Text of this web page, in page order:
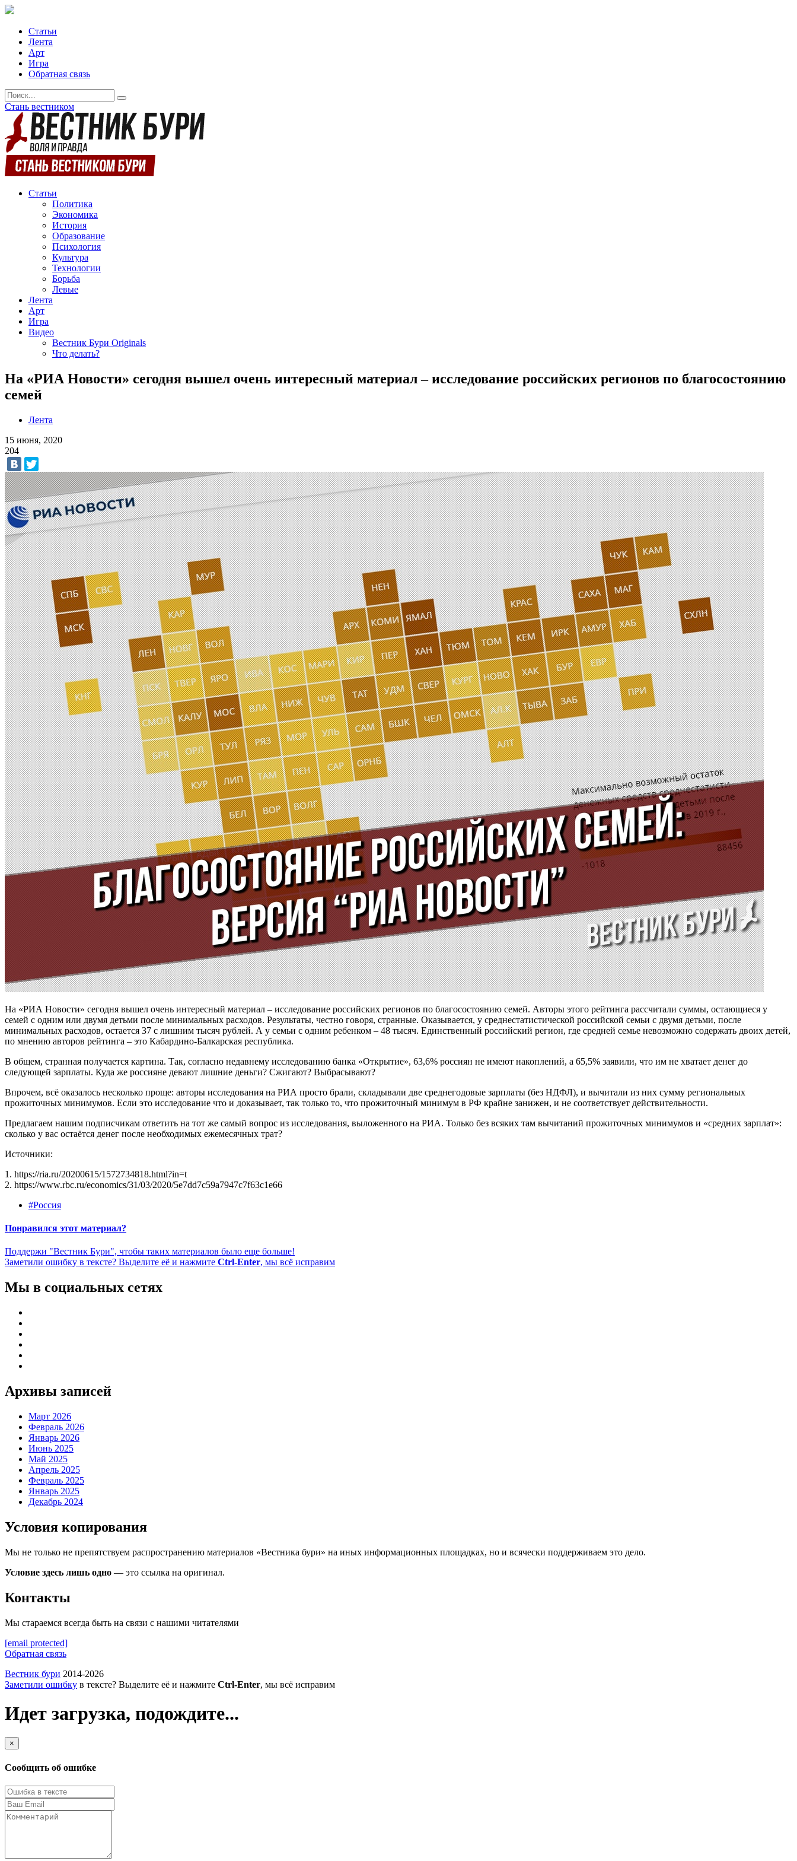
Статьи
Лента
Арт
Игра
Обратная связь
Стань вестником
Статьи
Политика
Экономика
История
Образование
Психология
Культура
Технологии
Борьба
Левые
Лента
Арт
Игра
Видео
Вестник Бури Originals
Что делать?
На «РИА Новости» сегодня вышел очень интересный материал – исследование российских регионов по благосостоянию
семей
Лента
15 июня, 2020
204
На «РИА Новости» сегодня вышел очень интересный материал – исследование российских регионов по благосостоянию семей. Авторы этого рейтинга рассчитали суммы, остающиеся у
семей с одним или двумя детьми после минимальных расходов. Результаты, честно говоря, странные. Оказывается, у среднестатистической российской семьи с двумя детьми, после
минимальных расходов, остается 37 с лишним тысяч рублей. А у семьи с одним ребенком – 48 тысяч. Единственный российский регион, где средней семье невозможно содержать двоих детей,
по мнению авторов рейтинга – это Кабардино-Балкарская республика.
В общем, странная получается картина. Так, согласно недавнему исследованию банка «Открытие», 63,6% россиян не имеют накоплений, а 65,5% заявили, что им не хватает денег до
следующей зарплаты. Куда же россияне девают лишние деньги? Сжигают? Выбрасывают?
Впрочем, всё оказалось несколько проще: авторы исследования на РИА просто брали, складывали две среднегодовые зарплаты (без НДФЛ), и вычитали из них сумму региональных
прожиточных минимумов. Если это исследование что и доказывает, так только то, что прожиточный минимум в РФ крайне занижен, и не соответствует действительности.
Предлагаем нашим подписчикам ответить на тот же самый вопрос из исследования, выложенного на РИА. Только без всяких там вычитаний прожиточных минимумов и «средних зарплат»:
сколько у вас остаётся денег после необходимых ежемесячных трат?
Источники:
1. https://ria.ru/20200615/1572734818.html?in=t
2. https://www.rbc.ru/economics/31/03/2020/5e7dd7c59a7947c7f63c1e66
#Россия
Понравился этот материал?
Поддержи "Вестник Бури", чтобы таких материалов было еще больше!
Заметили ошибку в тексте? Выделите её и нажмите Ctrl-Enter, мы всё исправим
Мы в социальных сетях
Архивы записей
Март 2026
Февраль 2026
Январь 2026
Июнь 2025
Май 2025
Апрель 2025
Февраль 2025
Январь 2025
Декабрь 2024
Условия копирования
Мы не только не препятствуем распространению материалов «Вестника бури» на иных информационных площадках, но и всячески поддерживаем это дело.
Условие здесь лишь одно — это ссылка на оригинал.
Контакты
Мы стараемся всегда быть на связи с нашими читателями
[email protected]
Обратная связь
Вестник бури 2014-2026
Заметили ошибку в тексте? Выделите её и нажмите Ctrl-Enter, мы всё исправим
Идет загрузка, подождите...
×
Сообщить об ошибке